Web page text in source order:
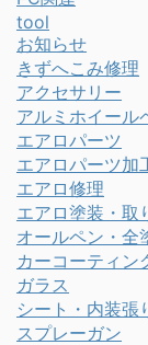
tool
お知らせ
きずへこみ修理
アクセサリー
アルミホイール
エアロパーツ
エアロパーツ加
エアロ修理
エアロ塗装・取
オールペン・全
カーコーティン
ガラス
シート・内装張
スプレーガン